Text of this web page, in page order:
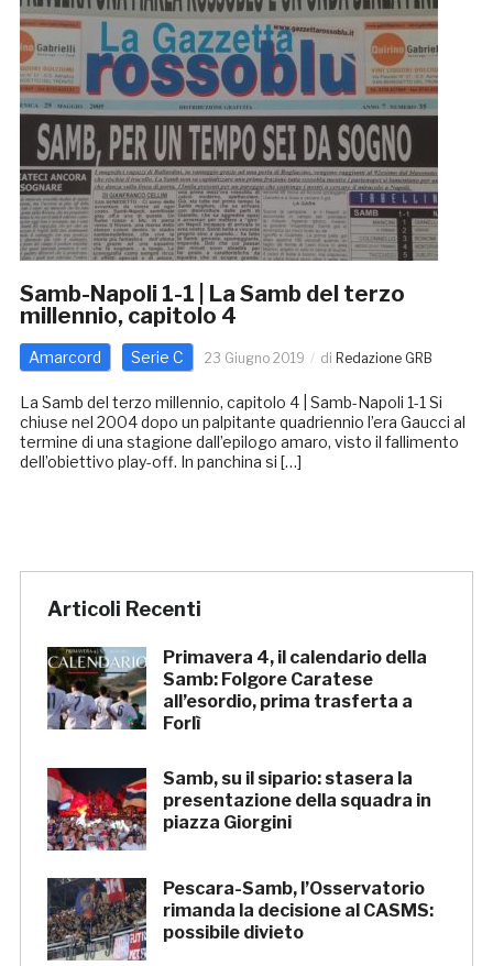
Samb-Napoli 1-1 | La Samb del terzo
millennio, capitolo 4
Amarcord Serie C 23 Giugno 2019 di Redazione GRB
La Samb del terzo millennio, capitolo 4 | Samb-Napoli 1-1 Si
chiuse nel 2004 dopo un palpitante quadriennio l’era Gaucci al
termine di una stagione dall’epilogo amaro, visto il fallimento
dell’obiettivo play-off. In panchina si […]
Articoli Recenti
Primavera 4, il calendario della
Samb: Folgore Caratese
all’esordio, prima trasferta a
Forlì
Samb, su il sipario: stasera la
presentazione della squadra in
piazza Giorgini
Pescara-Samb, l’Osservatorio
rimanda la decisione al CASMS:
possibile divieto